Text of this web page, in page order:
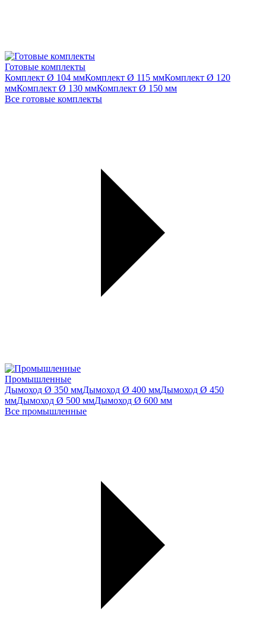
Готовые комплекты
Комплект Ø 104 ммКомплект Ø 115 ммКомплект Ø 120
ммКомплект Ø 130 ммКомплект Ø 150 мм
Все готовые комплекты
Промышленные
Дымоход Ø 350 ммДымоход Ø 400 ммДымоход Ø 450
ммДымоход Ø 500 ммДымоход Ø 600 мм
Все промышленные